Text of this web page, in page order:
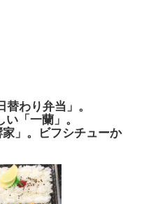
わり弁当」。
「一蘭」。
」。ビフシチューか